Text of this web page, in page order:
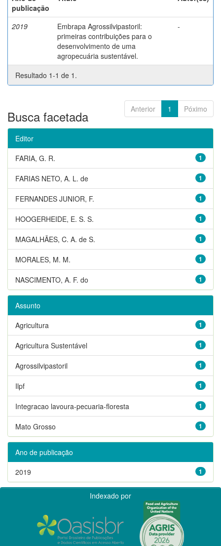
publicação
2019
Embrapa Agrossilvipastoril:
primeiras contribuições para o
desenvolvimento de uma
agropecuária sustentável.
-
Resultado 1-1 de 1.
Anterior 1 Póximo
Busca facetada
Editor
1
FARIA, G. R.
1
FARIAS NETO, A. L. de
1
FERNANDES JUNIOR, F.
1
HOOGERHEIDE, E. S. S.
1
MAGALHÃES, C. A. de S.
1
MORALES, M. M.
1
NASCIMENTO, A. F. do
Assunto
1
Agricultura
1
Agricultura Sustentável
1
Agrossilvipastoril
1
Ilpf
1
Integracao lavoura-pecuaria-floresta
1
Mato Grosso
Ano de publicação
1
2019
Indexado por